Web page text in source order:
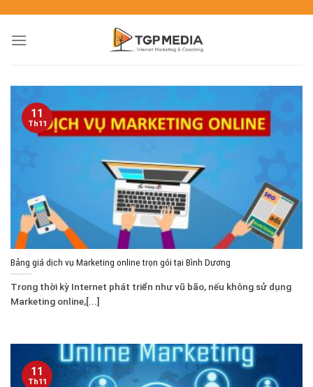
Bảng giá dịch vụ Marketing online trọn gói tại Bình Dương
Trong thời kỳ Internet phát triển như vũ bão, nếu không sử dụng
Marketing online,[...]
11
Th11
11
Th11